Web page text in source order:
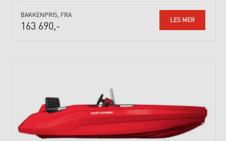
BAKKENPRIS, FRA
163 690,- LES MER